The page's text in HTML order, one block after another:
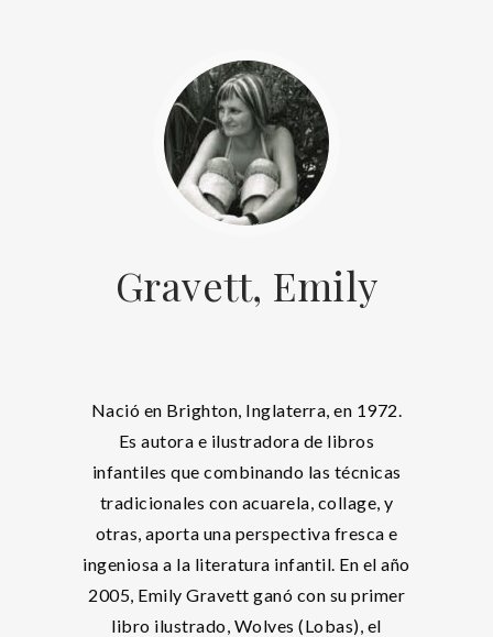
Gravett, Emily
Nació en Brighton, Inglaterra, en 1972.
Es autora e ilustradora de libros
infantiles que combinando las técnicas
tradicionales con acuarela, collage, y
otras, aporta una perspectiva fresca e
ingeniosa a la literatura infantil. En el año
2005, Emily Gravett ganó con su primer
libro ilustrado, Wolves (Lobas), el